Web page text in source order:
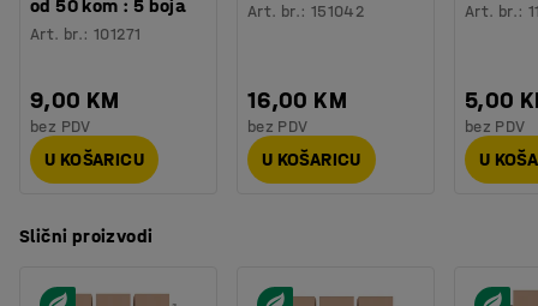
od 50 kom : 5 boja
Art. br.:101271
9,00 KM
bez PDV
U KOŠARICU
Art. br.: 151042
16,00 KM
bez PDV
U KOŠARICU
Art. br.:
5,00
bez PDV
U
Slični proizvodi